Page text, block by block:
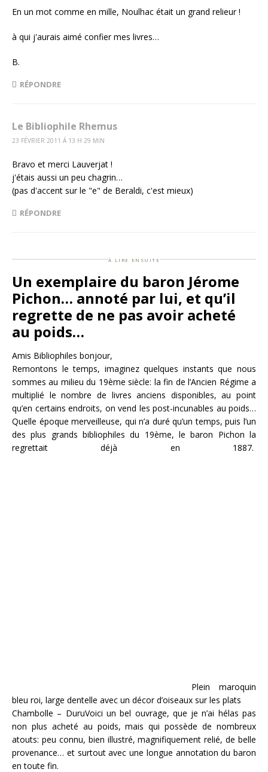
En un mot comme en mille, Noulhac était un grand relieur !
à qui j'aurais aimé confier mes livres…
B.
RÉPONDRE
Le Bibliophile Rhemus
23 FÉVRIER 2011 Á 13 H 29 MIN
Bravo et merci Lauverjat !
j'étais aussi un peu chagrin…
(pas d'accent sur le "e" de Beraldi, c'est mieux)
RÉPONDRE
à lire ensuite
Un exemplaire du baron Jérome
Pichon… annoté par lui, et qu’il
regrette de ne pas avoir acheté
au poids…
Amis Bibliophiles bonjour,
Remontons le temps, imaginez quelques instants que nous
sommes au milieu du 19ème siècle: la fin de l’Ancien Régime a
multiplié le nombre de livres anciens disponibles, au point
qu’en certains endroits, on vend les post-incunables au poids…
Quelle époque merveilleuse, qui n’a duré qu’un temps, puis l’un
des plus grands bibliophiles du 19ème, le baron Pichon la
regrettait déjà en 1887.
Plein maroquin
bleu roi, large dentelle avec un décor d’oiseaux sur les plats
Chambolle – DuruVoici un bel ouvrage, que je n’ai hélas pas
non plus acheté au poids, mais qui possède de nombreux
atouts: peu connu, bien illustré, magnifiquement relié, de belle
provenance… et surtout avec une longue annotation du baron
en toute fin.